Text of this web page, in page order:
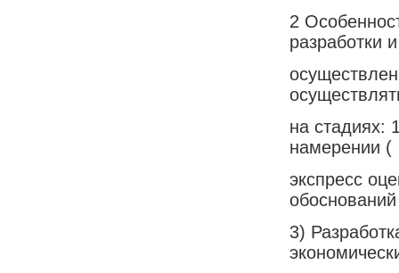
2
разработки и
на стадиях:
намерении (
экспресс
3)